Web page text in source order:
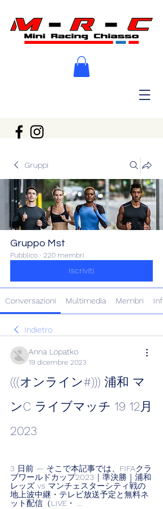
Gruppi
Gruppo Mst
Pubblico · 220 membri
Iscriviti
Conversazioni Multimedia Membri Info
Indietro
Anna Lopatko
19 dicembre 2023
(((オンライン#))) 浦和 マ
ンC ライブマッチ 19 12月
2023
3 日前 — そこで本記事では、FIFAクラ
ブワールドカップ2023｜準決勝｜浦和
レッズ vs マンチェスターシティ戦の
地上波中継・テレビ放送予定と無料ネ
ット配信（LIVE・ ...